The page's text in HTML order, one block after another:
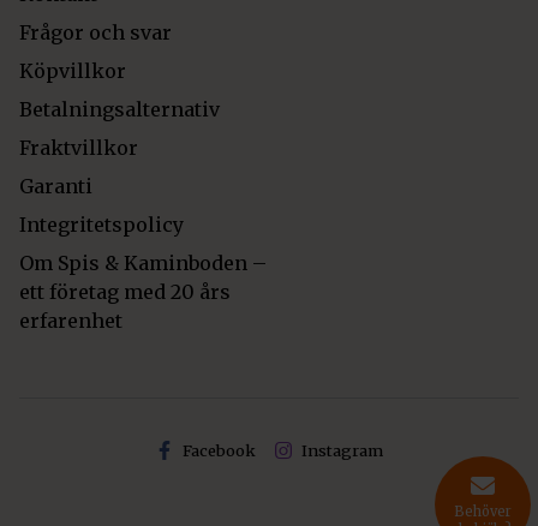
Frågor och svar
Köpvillkor
Betalningsalternativ
Fraktvillkor
Garanti
Integritetspolicy
Om Spis & Kaminboden –
ett företag med 20 års
erfarenhet
Facebook Instagram
Behöver